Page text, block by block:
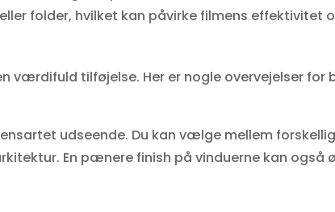
folder, hvilket kan påvirke filmens effektivitet
værdifuld tilføjelse. Her er nogle overvejelser for
udseende. Du kan vælge mellem
En pænere finish på vinduerne kan også